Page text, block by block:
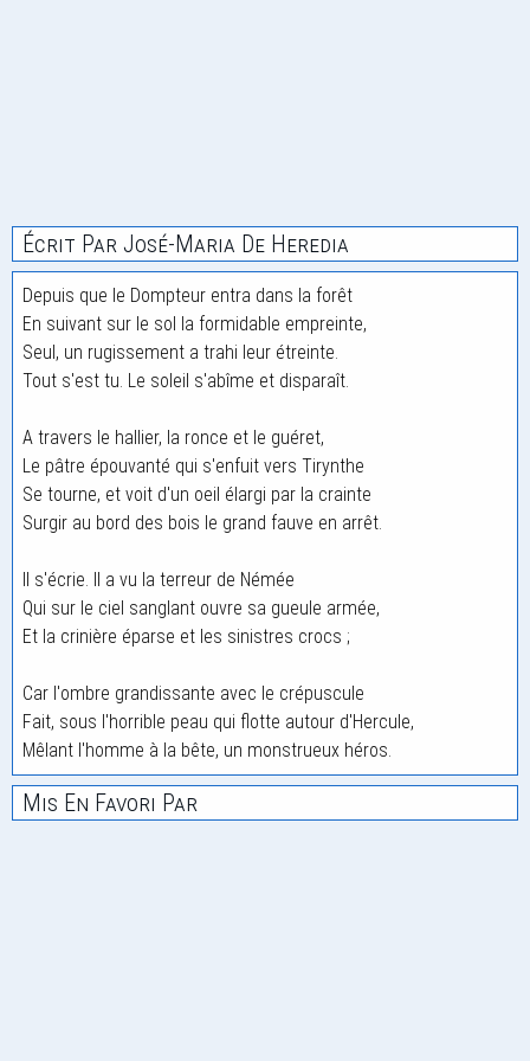
Écrit Par José-Maria De Heredia
Depuis que le Dompteur entra dans la forêt
En suivant sur le sol la formidable empreinte,
Seul, un rugissement a trahi leur étreinte.
Tout s'est tu. Le soleil s'abîme et disparaît.
A travers le hallier, la ronce et le guéret,
Le pâtre épouvanté qui s'enfuit vers Tirynthe
Se tourne, et voit d'un oeil élargi par la crainte
Surgir au bord des bois le grand fauve en arrêt.
Il s'écrie. Il a vu la terreur de Némée
Qui sur le ciel sanglant ouvre sa gueule armée,
Et la crinière éparse et les sinistres crocs ;
Car l'ombre grandissante avec le crépuscule
Fait, sous l'horrible peau qui flotte autour d'Hercule,
Mêlant l'homme à la bête, un monstrueux héros.
Mis En Favori Par